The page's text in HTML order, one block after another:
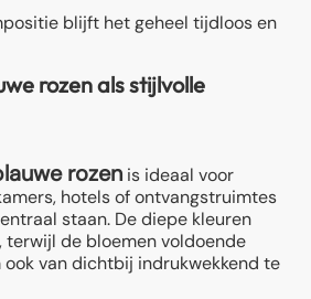
blijft het geheel tijdloos en
rozen als stijlvolle
rozen is ideaal voor
hotels of ontvangstruimtes
staan. De diepe kleuren
terwijl de bloemen voldoende
van dichtbij indrukwekkend te